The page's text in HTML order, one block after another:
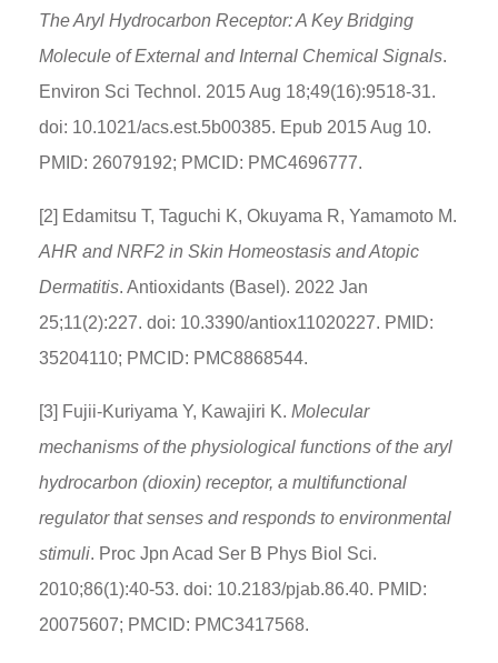
The Aryl Hydrocarbon Receptor: A Key Bridging
Molecule of External and Internal Chemical Signals.
Environ Sci Technol. 2015 Aug 18;49(16):9518-31.
doi: 10.1021/acs.est.5b00385. Epub 2015 Aug 10.
PMID: 26079192; PMCID: PMC4696777.
[2] Edamitsu T, Taguchi K, Okuyama R, Yamamoto M.
AHR and NRF2 in Skin Homeostasis and Atopic
Dermatitis. Antioxidants (Basel). 2022 Jan
25;11(2):227. doi: 10.3390/antiox11020227. PMID:
35204110; PMCID: PMC8868544.
[3] Fujii-Kuriyama Y, Kawajiri K. Molecular
mechanisms of the physiological functions of the aryl
hydrocarbon (dioxin) receptor, a multifunctional
regulator that senses and responds to environmental
stimuli. Proc Jpn Acad Ser B Phys Biol Sci.
2010;86(1):40-53. doi: 10.2183/pjab.86.40. PMID:
20075607; PMCID: PMC3417568.